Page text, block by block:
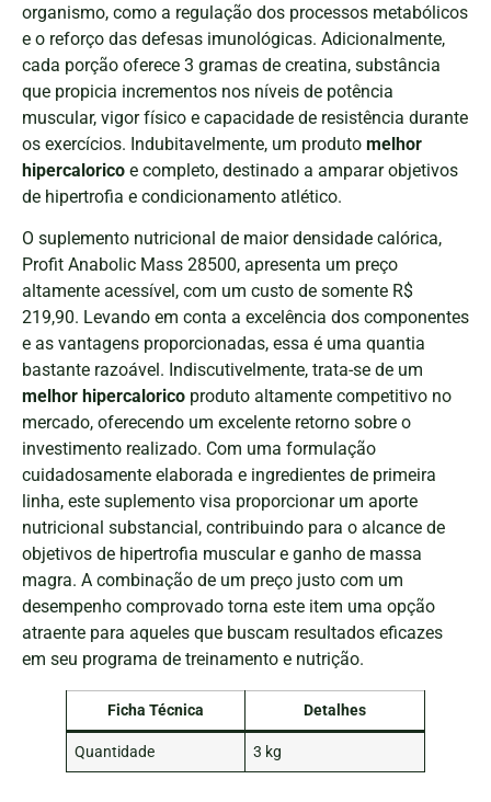
organismo, como a regulação dos processos metabólicos
e o reforço das defesas imunológicas. Adicionalmente,
cada porção oferece 3 gramas de creatina, substância
que propicia incrementos nos níveis de potência
muscular, vigor físico e capacidade de resistência durante
os exercícios. Indubitavelmente, um produto melhor
hipercalorico e completo, destinado a amparar objetivos
de hipertrofia e condicionamento atlético.
O suplemento nutricional de maior densidade calórica,
Profit Anabolic Mass 28500, apresenta um preço
altamente acessível, com um custo de somente R$
219,90. Levando em conta a excelência dos componentes
e as vantagens proporcionadas, essa é uma quantia
bastante razoável. Indiscutivelmente, trata-se de um
melhor hipercalorico produto altamente competitivo no
mercado, oferecendo um excelente retorno sobre o
investimento realizado. Com uma formulação
cuidadosamente elaborada e ingredientes de primeira
linha, este suplemento visa proporcionar um aporte
nutricional substancial, contribuindo para o alcance de
objetivos de hipertrofia muscular e ganho de massa
magra. A combinação de um preço justo com um
desempenho comprovado torna este item uma opção
atraente para aqueles que buscam resultados eficazes
em seu programa de treinamento e nutrição.
Ficha Técnica Detalhes
Quantidade 3 kg